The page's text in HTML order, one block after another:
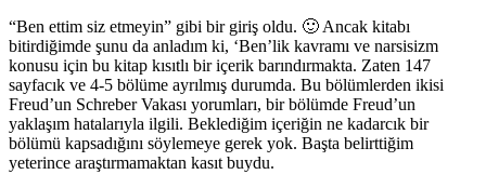
“Ben ettim siz etmeyin” gibi bir giriş oldu. 🙂 Ancak kitabı
bitirdiğimde şunu da anladım ki, ‘Ben’lik kavramı ve narsisizm
konusu için bu kitap kısıtlı bir içerik barındırmakta. Zaten 147
sayfacık ve 4-5 bölüme ayrılmış durumda. Bu bölümlerden ikisi
Freud’un Schreber Vakası yorumları, bir bölümde Freud’un
yaklaşım hatalarıyla ilgili. Beklediğim içeriğin ne kadarcık bir
bölümü kapsadığını söylemeye gerek yok. Başta belirttiğim
yeterince araştırmamaktan kasıt buydu.